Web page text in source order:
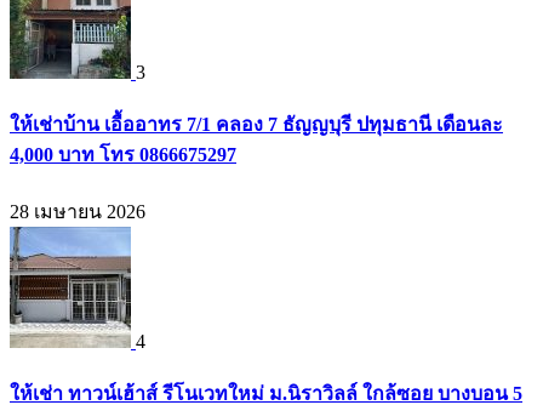
3
ให้เช่าบ้าน เอื้ออาทร 7/1 คลอง 7 ธัญญบุรี ปทุมธานี เดือนละ
4,000 บาท โทร 0866675297
28 เมษายน 2026
4
ให้เช่า ทาวน์เฮ้าส์ รีโนเวทใหม่ ม.นิราวิลล์ ใกล้ซอย บางบอน 5